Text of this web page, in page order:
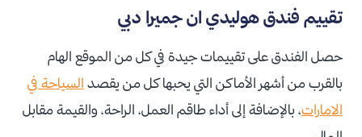
تقييم فندق هوليدي ان جميرا دبي
حصل الفندق على تقييمات جيدة في كل من الموقع الهام
بالقرب من أشهر الأماكن التي يحبها كل من يقصد السياحة في
الامارات، بالإضافة إلى أداء طاقم العمل، الراحة، والقيمة مقابل